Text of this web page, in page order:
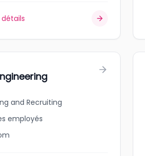
and Recruiting
employés